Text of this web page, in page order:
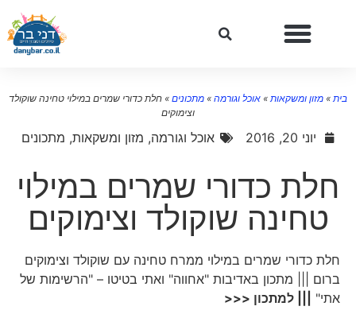
»מזון ומשקאות»אוכל וגורמה»מתכונים»חלת כדורי שמרים במילוי טחינה שוקולד
וצימוקים
יוני 20, 2016 אוכל וגורמה,מזון ומשקאות,מתכונים
חלת כדורי שמרים במילוי
טחינה שוקולד וצימוקים
חלת כדורי שמרים במילוי ממרח טחינה עם שוקולד וצימוקים
ברום ||| מתכון באדיבות "אחווה" ואתי בטיטו – "הרשימות של
אתי"||| למתכון <<<